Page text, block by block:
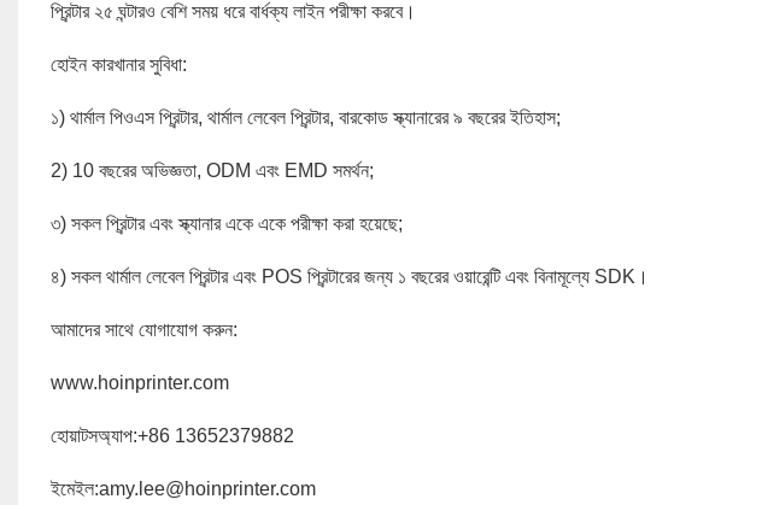
প্রিন্টার ২৫ ঘন্টারও বেশি সময় ধরে বার্ধক্য লাইন পরীক্ষা করবে।
হোইন কারখানার সুবিধা:
১) থার্মাল পিওএস প্রিন্টার, থার্মাল লেবেল প্রিন্টার, বারকোড স্ক্যানারের ৯ বছরের ইতিহাস;
2) 10 বছরের অভিজ্ঞতা, ODM এবং EMD সমর্থন;
৩) সকল প্রিন্টার এবং স্ক্যানার একে একে পরীক্ষা করা হয়েছে;
৪) সকল থার্মাল লেবেল প্রিন্টার এবং POS প্রিন্টারের জন্য ১ বছরের ওয়ারেন্টি এবং বিনামূল্যে SDK।
আমাদের সাথে যোগাযোগ করুন:
www.hoinprinter.com
হোয়াটসঅ্যাপ:+86 13652379882
ইমেইল:amy.lee@hoinprinter.com